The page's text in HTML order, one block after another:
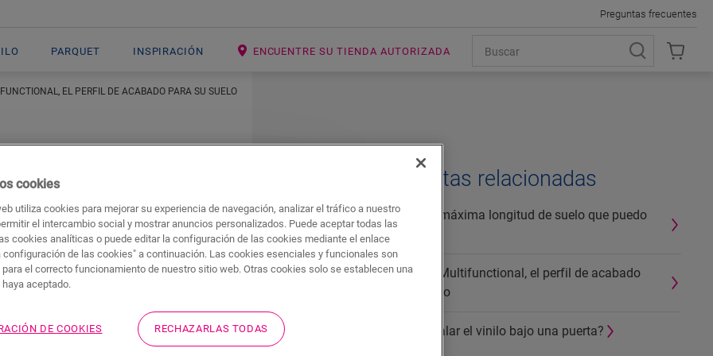
PARQUET INSPIRACIÓN ENCUENTRE SU TIENDA AUTORIZADA
Preguntas frecuentes
EL PERFIL DE ACABADO PARA SU SUELO
el perfil
suelo
rápida y sencillamenteel acabado de su
altura o combinar perfectamente el suelo
Preguntas relacionadas
¿Cuál es la máxima longitud de suelo que puedo
instalar?
Quick-Step Multifunctional, el perfil de acabado
para su suelo
¿Cómo instalar el vinilo bajo una puerta?
cookies
utiliza cookies para mejorar su experiencia de navegación, analizar el tráfico a nuestro
el intercambio social y mostrar anuncios personalizados. Puede aceptar todas las
cookies analíticas o puede editar la configuración de las cookies mediante el enlace
configuración de las cookies" a continuación. Las cookies esenciales y funcionales son
el correcto funcionamiento de nuestro sitio web. Otras cookies solo se establecen una
aceptado.
DE COOKIES RECHAZARLAS TODAS